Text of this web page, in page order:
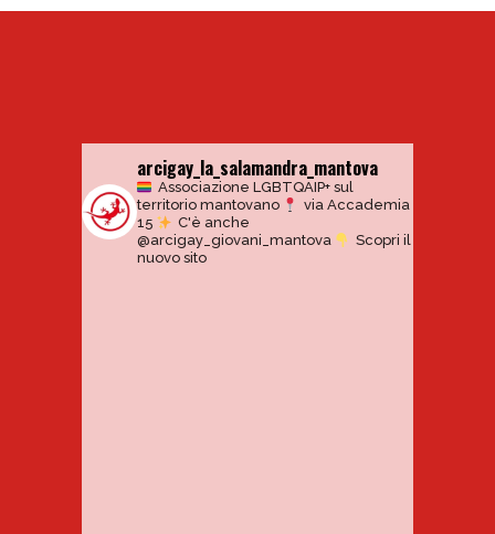
arcigay_la_salamandra_mantova
Associazione LGBTQAIP+ sul
territorio mantovano
via Accademia
15
C'è anche
@arcigay_giovani_mantova
Scopri il
nuovo sito